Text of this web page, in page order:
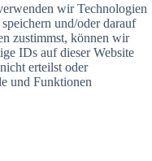
wir Technologien
und/oder darauf
zustimmst, können wir
IDs auf dieser Website
erteilst oder
und Funktionen